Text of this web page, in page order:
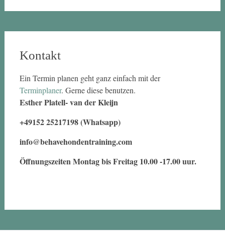
Kontakt
Ein Termin planen geht ganz einfach mit der
Terminplaner. Gerne diese benutzen.
Esther Platell- van der Kleijn
+49152 25217198 (Whatsapp)
info@behavehondentraining.com
Öffnungszeiten Montag bis Freitag 10.00 -17.00 uur.